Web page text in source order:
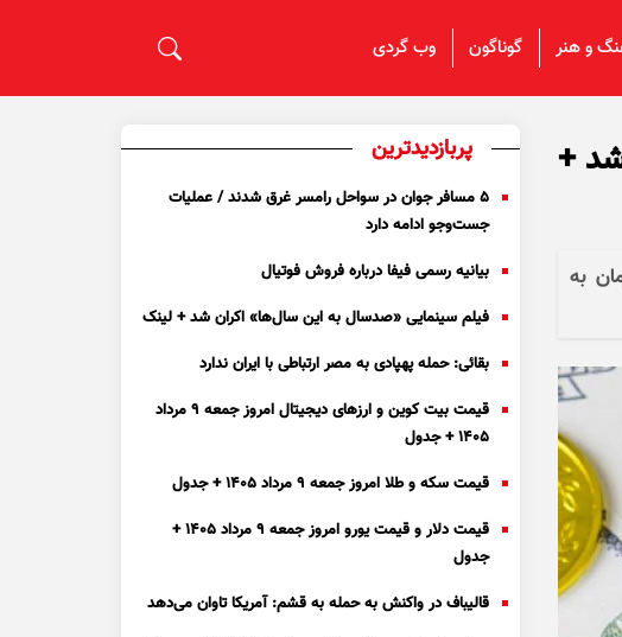
و هنر گوناگون وب گردی
۱۸ عیار ارزان شد +
تومان به
پربازدیدترین
۵ مسافر جوان در سواحل رامسر غرق شدند / عملیات
جست‌و‌جو ادامه دارد
بیانیه رسمی فیفا درباره فروش فوتیال
فیلم سینمایی «صدسال به این سال‌ها» اکران شد + لینک
بقائی: حمله پهپادی به مصر ارتباطی با ایران ندارد
قیمت بیت کوین و ارز‌های دیجیتال امروز جمعه ۹ مرداد
۱۴۰۵ + جدول
قیمت سکه و طلا امروز جمعه ۹ مرداد ۱۴۰۵ + جدول
قیمت دلار و قیمت یورو امروز جمعه ۹ مرداد ۱۴۰۵ +
جدول
قالیباف در واکنش به حمله به قشم: آمریکا تاوان می‌دهد